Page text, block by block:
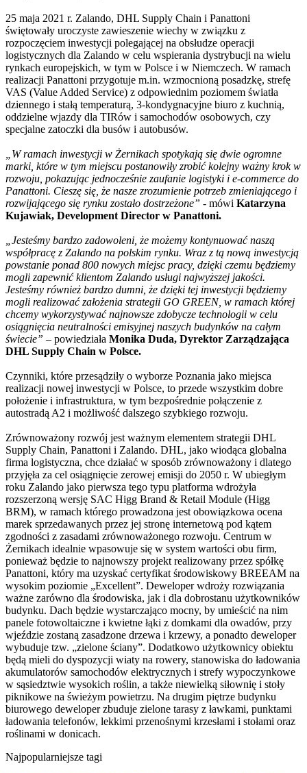
25 maja 2021 r. Zalando, DHL Supply Chain i Panattoni
świętowały uroczyste zawieszenie wiechy w związku z
rozpoczęciem inwestycji polegającej na obsłudze operacji
logistycznych dla Zalando w celu wspierania dystrybucji na wielu
rynkach europejskich, w tym w Polsce i w Niemczech. W ramach
realizacji Panattoni przygotuje m.in. wzmocnioną posadzkę, strefę
VAS (Value Added Service) z odpowiednim poziomem światła
dziennego i stałą temperaturą, 3-kondygnacyjne biuro z kuchnią,
oddzielne wjazdy dla TIRów i samochodów osobowych, czy
specjalne zatoczki dla busów i autobusów.
„W ramach inwestycji w Żernikach spotykają się dwie ogromne
marki, które w tym miejscu postanowiły zrobić kolejny ważny krok w
rozwoju, pokazując jednocześnie zaufanie logistyki i e-commerce do
Panattoni. Cieszę się, że nasze zrozumienie potrzeb zmieniającego i
rozwijającego się rynku zostało dostrzeżone” - mówi Katarzyna
Kujawiak, Development Director w Panattoni.
„Jesteśmy bardzo zadowoleni, że możemy kontynuować naszą
współpracę z Zalando na polskim rynku. Wraz z tą nową inwestycją
powstanie ponad 800 nowych miejsc pracy, dzięki czemu będziemy
mogli zapewnić klientom Zalando usługi najwyższej jakości.
Jesteśmy również bardzo dumni, że dzięki tej inwestycji będziemy
mogli realizować założenia strategii GO GREEN, w ramach której
chcemy wykorzystywać najnowsze zdobycze technologii w celu
osiągnięcia neutralności emisyjnej naszych budynków na całym
świecie” – powiedziała Monika Duda, Dyrektor Zarządzająca
DHL Supply Chain w Polsce.
Czynniki, które przesądziły o wyborze Poznania jako miejsca
realizacji nowej inwestycji w Polsce, to przede wszystkim dobre
położenie i infrastruktura, w tym bezpośrednie połączenie z
autostradą A2 i możliwość dalszego szybkiego rozwoju.
Zrównoważony rozwój jest ważnym elementem strategii DHL
Supply Chain, Panattoni i Zalando. DHL, jako wiodąca globalna
firma logistyczna, chce działać w sposób zrównoważony i dlatego
przyjęła za cel osiągnięcie zerowej emisji do 2050 r. W ubiegłym
roku Zalando jako pierwsza tego typu platforma wdrożyła
rozszerzoną wersję SAC Higg Brand & Retail Module (Higg
BRM), w ramach którego prowadzona jest obowiązkowa ocena
marek sprzedawanych przez jej stronę internetową pod kątem
zgodności z zasadami zrównoważonego rozwoju. Centrum w
Żernikach idealnie wpasowuje się w system wartości obu firm,
ponieważ będzie to najnowszy projekt realizowany przez spółkę
Panattoni, który ma uzyskać certyfikat środowiskowy BREEAM na
wysokim poziomie „Excellent”. Deweloper wdroży rozwiązania
ważne zarówno dla środowiska, jak i dla dobrostanu użytkowników
budynku. Dach będzie wystarczająco mocny, by umieścić na nim
panele fotowoltaiczne i kwietne łąki z domkami dla owadów, przy
wjeździe zostaną zasadzone drzewa i krzewy, a ponadto deweloper
wybuduje tzw. „zielone ściany”. Dodatkowo użytkownicy obiektu
będą mieli do dyspozycji wiaty na rowery, stanowiska do ładowania
akumulatorów samochodów elektrycznych i strefy wypoczynkowe
w sąsiedztwie wysokich roślin, a także niewielką siłownię i stoły
piknikowe na świeżym powietrzu. Na drugim piętrze budynku
biurowego deweloper zbuduje zielone tarasy z ławkami, punktami
ładowania telefonów, lekkimi przenośnymi krzesłami i stołami oraz
roślinami w donicach.
Najpopularniejsze tagi